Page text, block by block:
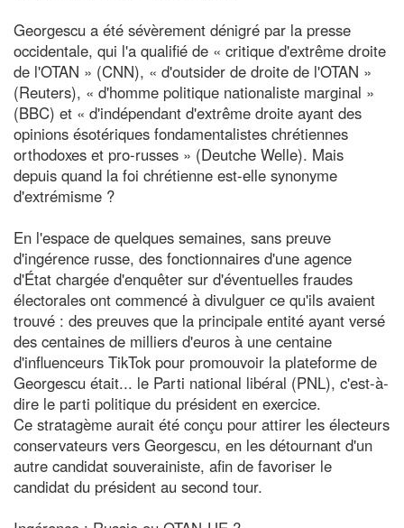
Georgescu a été sévèrement dénigré par la presse
occidentale, qui l'a qualifié de « critique d'extrême droite
de l'OTAN » (CNN), « d'outsider de droite de l'OTAN »
(Reuters), « d'homme politique nationaliste marginal »
(BBC) et « d'indépendant d'extrême droite ayant des
opinions ésotériques fondamentalistes chrétiennes
orthodoxes et pro-russes » (Deutche Welle). Mais
depuis quand la foi chrétienne est-elle synonyme
d'extrémisme ?
En l'espace de quelques semaines, sans preuve
d'ingérence russe, des fonctionnaires d'une agence
d'État chargée d'enquêter sur d'éventuelles fraudes
électorales ont commencé à divulguer ce qu'ils avaient
trouvé : des preuves que la principale entité ayant versé
des centaines de milliers d'euros à une centaine
d'influenceurs TikTok pour promouvoir la plateforme de
Georgescu était... le Parti national libéral (PNL), c'est-à-
dire le parti politique du président en exercice.
Ce stratagème aurait été conçu pour attirer les électeurs
conservateurs vers Georgescu, en les détournant d'un
autre candidat souverainiste, afin de favoriser le
candidat du président au second tour.